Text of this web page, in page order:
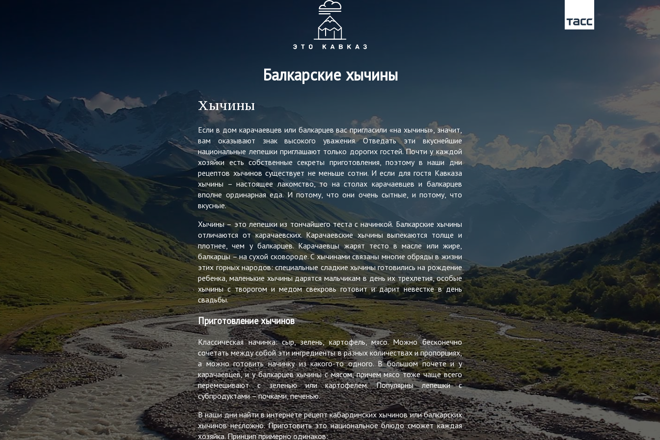
Балкарские хычины
Хычины
Если в дом карачаевцев или балкарцев вас пригласили «на хычины», значит,
вам оказывают знак высокого уважения. Отведать эти вкуснейшие
национальные лепешки приглашают только дорогих гостей. Почти у каждой
хозяйки есть собственные секреты приготовления, поэтому в наши дни
рецептов хычинов существует не меньше сотни. И если для гостя Кавказа
хычины – настоящее лакомство, то на столах карачаевцев и балкарцев
вполне ординарная еда. И потому, что они очень сытные, и потому, что
вкусные.
Хычины – это лепешки из тончайшего теста с начинкой. Балкарские хычины
отличаются от карачаевских. Карачаевские хычины выпекаются толще и
плотнее, чем у балкарцев. Карачаевцы жарят тесто в масле или жире,
балкарцы – на сухой сковороде. С хычинами связаны многие обряды в жизни
этих горных народов: специальные сладкие хычины готовились на рождение
ребенка, маленькие хычины дарятся мальчикам в день их трехлетия, особые
хычины с творогом и медом свекровь готовит и дарит невестке в день
свадьбы.
Приготовление хычинов
Классическая начинка: сыр, зелень, картофель, мясо. Можно бесконечно
сочетать между собой эти ингредиенты в разных количествах и пропорциях,
а можно готовить начинку из какого-то одного. В большом почете и у
карачаевцев, и у балкарцев хычины с мясом, причем мясо тоже чаще всего
перемешивают с зеленью или картофелем. Популярны лепешки с
субпродуктами – почками, печенью.
В наши дни найти в интернете рецепт кабардинских хычинов или балкарских
хычинов несложно. Приготовить это национальное блюдо сможет каждая
хозяйка. Принцип примерно одинаков: